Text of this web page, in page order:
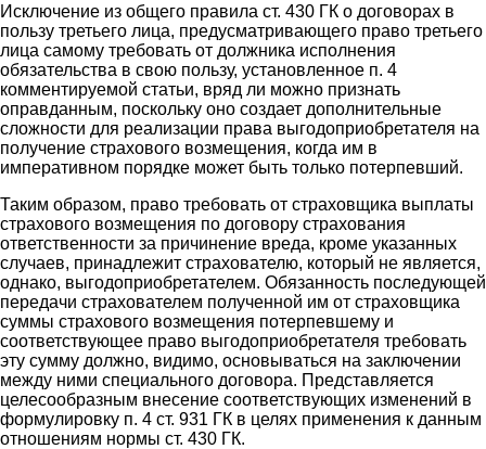
Исключение из общего правила ст. 430 ГК о договорах в
пользу третьего лица, предусматривающего право третьего
лица самому требовать от должника исполнения
обязательства в свою пользу, установленное п. 4
комментируемой статьи, вряд ли можно признать
оправданным, поскольку оно создает дополнительные
сложности для реализации права выгодоприобретателя на
получение страхового возмещения, когда им в
императивном порядке может быть только потерпевший.
Таким образом, право требовать от страховщика выплаты
страхового возмещения по договору страхования
ответственности за причинение вреда, кроме указанных
случаев, принадлежит страхователю, который не является,
однако, выгодоприобретателем. Обязанность последующей
передачи страхователем полученной им от страховщика
суммы страхового возмещения потерпевшему и
соответствующее право выгодоприобретателя требовать
эту сумму должно, видимо, основываться на заключении
между ними специального договора. Представляется
целесообразным внесение соответствующих изменений в
формулировку п. 4 ст. 931 ГК в целях применения к данным
отношениям нормы ст. 430 ГК.